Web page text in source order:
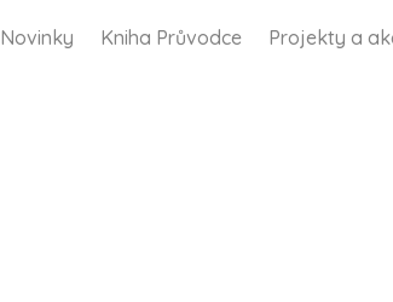
Novinky Kniha Průvodce Projekty a